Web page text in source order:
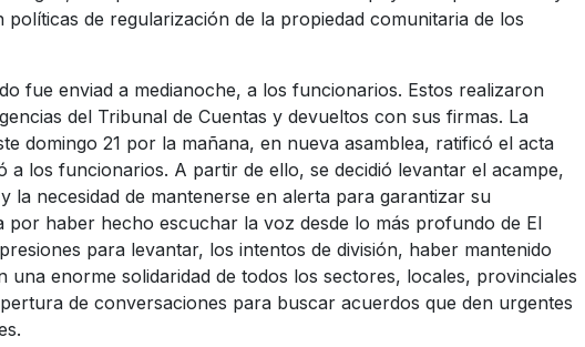
de regularización de la propiedad comunitaria de los
fue enviad a medianoche, a los funcionarios. Estos realizaron
del Tribunal de Cuentas y devueltos con sus firmas. La
domingo 21 por la mañana, en nueva asamblea, ratificó el acta
a los funcionarios. A partir de ello, se decidió levantar el acampe,
la necesidad de mantenerse en alerta para garantizar su
por haber hecho escuchar la voz desde lo más profundo de El
para levantar, los intentos de división, haber mantenido
una enorme solidaridad de todos los sectores, locales, provinciales
de conversaciones para buscar acuerdos que den urgentes